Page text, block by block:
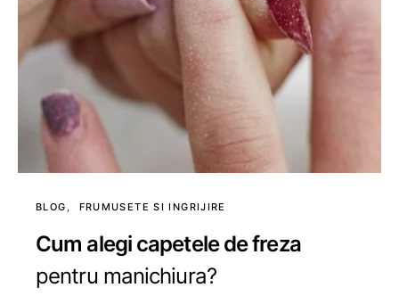
BLOG FRUMUSETE SI INGRIJIRE
Cum alegi capetele de freza
pentru manichiura?